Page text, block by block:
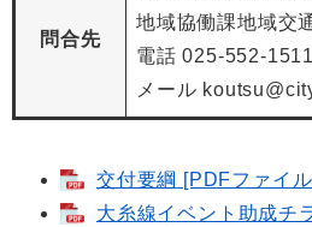
問合先
地域協働課地域交
電話 025-552-
メール
交付要綱 [PDFファイ
大糸線イベント助成チ